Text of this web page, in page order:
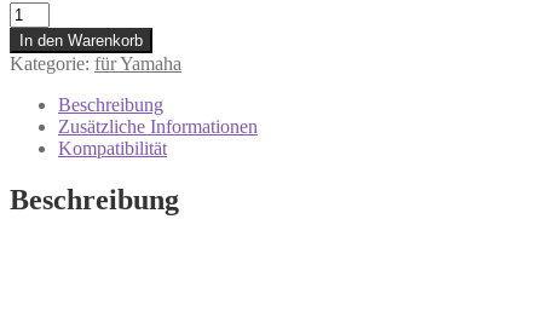
729.42.42
BREMSHEBEL
Kupplungshebel
YAMAHA
250
X-
In den Warenkorb
Kategorie: für Yamaha
Beschreibung
Zusätzliche Informationen
Kompatibilität
Beschreibung